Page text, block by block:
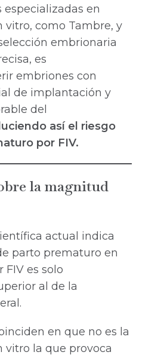
especializadas en
vitro, como Tambre, y
embrionaria
es
embriones con
de implantación y
del
así el riesgo
por FIV.
la magnitud
actual indica
parto prematuro en
FIV es solo
al de la
en que no es la
vitro la que provoca